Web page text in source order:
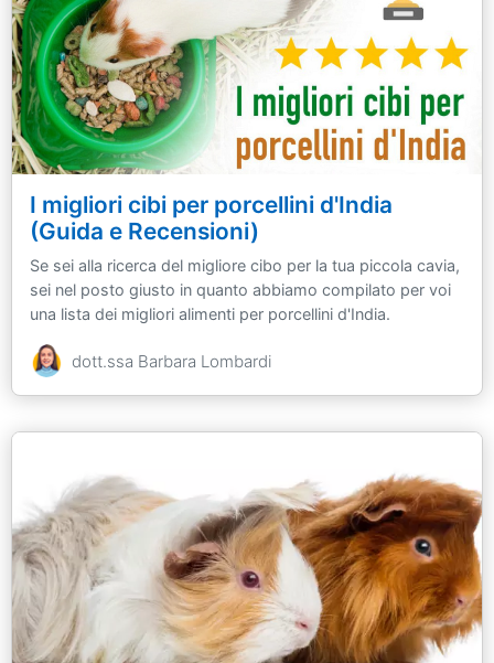
I migliori cibi per porcellini d'India
(Guida e Recensioni)
Se sei alla ricerca del migliore cibo per la tua piccola cavia,
sei nel posto giusto in quanto abbiamo compilato per voi
una lista dei migliori alimenti per porcellini d'India.
dott.ssa Barbara Lombardi